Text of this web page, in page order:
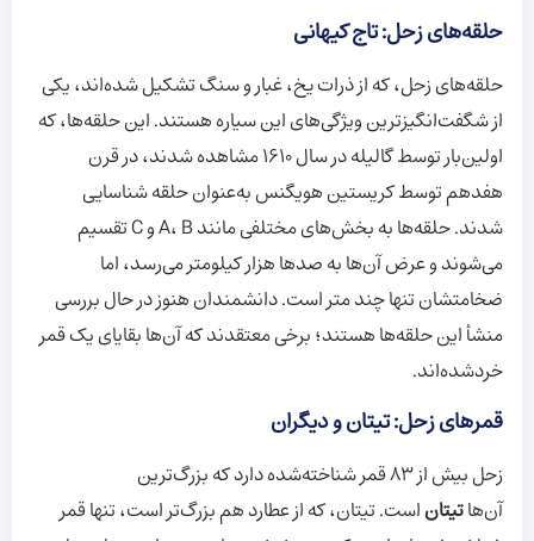
حلقه‌های زحل: تاج کیهانی
حلقه‌های زحل، که از ذرات یخ، غبار و سنگ تشکیل شده‌اند، یکی
از شگفت‌انگیزترین ویژگی‌های این سیاره هستند. این حلقه‌ها، که
اولین‌بار توسط گالیله در سال 1610 مشاهده شدند، در قرن
هفدهم توسط کریستین هویگنس به‌عنوان حلقه شناسایی
شدند. حلقه‌ها به بخش‌های مختلفی مانند A، B و C تقسیم
می‌شوند و عرض آن‌ها به صدها هزار کیلومتر می‌رسد، اما
ضخامتشان تنها چند متر است. دانشمندان هنوز در حال بررسی
منشأ این حلقه‌ها هستند؛ برخی معتقدند که آن‌ها بقایای یک قمر
خردشده‌اند.
قمرهای زحل: تیتان و دیگران
زحل بیش از 83 قمر شناخته‌شده دارد که بزرگ‌ترین
آن‌هاتیتاناست. تیتان، که از عطارد هم بزرگ‌تر است، تنها قمر